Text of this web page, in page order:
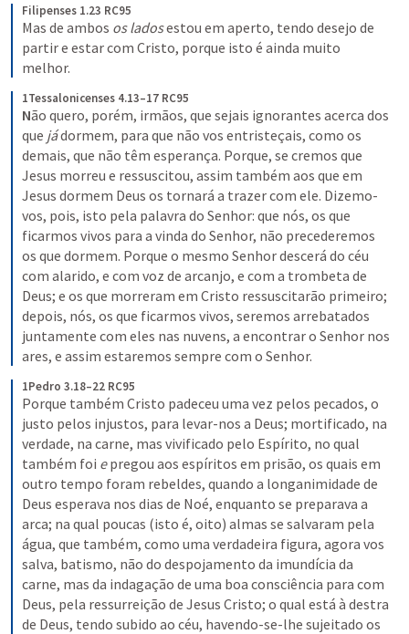
Filipenses 1.23 RC95
Mas de ambos os lados estou em aperto, tendo desejo de
partir e estar com Cristo, porque isto é ainda muito
melhor.
1Tessalonicenses 4.13–17 RC95
Não quero, porém, irmãos, que sejais ignorantes acerca dos
que já dormem, para que não vos entristeçais, como os
demais, que não têm esperança. Porque, se cremos que
Jesus morreu e ressuscitou, assim também aos que em
Jesus dormem Deus os tornará a trazer com ele. Dizemo-
vos, pois, isto pela palavra do Senhor: que nós, os que
ficarmos vivos para a vinda do Senhor, não precederemos
os que dormem. Porque o mesmo Senhor descerá do céu
com alarido, e com voz de arcanjo, e com a trombeta de
Deus; e os que morreram em Cristo ressuscitarão primeiro;
depois, nós, os que ficarmos vivos, seremos arrebatados
juntamente com eles nas nuvens, a encontrar o Senhor nos
ares, e assim estaremos sempre com o Senhor.
1Pedro 3.18–22 RC95
Porque também Cristo padeceu uma vez pelos pecados, o
justo pelos injustos, para levar-nos a Deus; mortificado, na
verdade, na carne, mas vivificado pelo Espírito, no qual
também foi e pregou aos espíritos em prisão, os quais em
outro tempo foram rebeldes, quando a longanimidade de
Deus esperava nos dias de Noé, enquanto se preparava a
arca; na qual poucas (isto é, oito) almas se salvaram pela
água, que também, como uma verdadeira figura, agora vos
salva, batismo, não do despojamento da imundícia da
carne, mas da indagação de uma boa consciência para com
Deus, pela ressurreição de Jesus Cristo; o qual está à destra
de Deus, tendo subido ao céu, havendo-se-lhe sujeitado os